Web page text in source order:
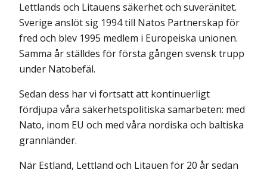
Lettlands och Litauens säkerhet och suveränitet.
Sverige anslöt sig 1994 till Natos Partnerskap för
fred och blev 1995 medlem i Europeiska unionen.
Samma år ställdes för första gången svensk trupp
under Natobefäl.
Sedan dess har vi fortsatt att kontinuerligt
fördjupa våra säkerhetspolitiska samarbeten: med
Nato, inom EU och med våra nordiska och baltiska
grannländer.
När Estland, Lettland och Litauen för 20 år sedan